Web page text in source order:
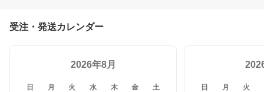
受注・発送カレンダー
2026年8月
日 月 火 水 木 金 土 日 月 火